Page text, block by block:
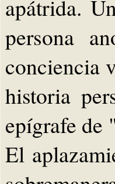
apátrida.
persona
conciencia
historia
epígrafe de
El